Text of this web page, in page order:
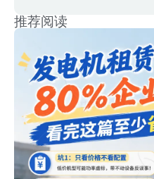
推荐阅读